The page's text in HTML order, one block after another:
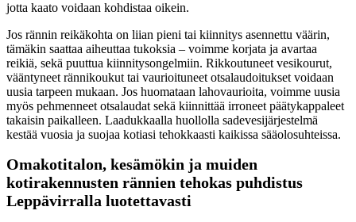
jotta kaato voidaan kohdistaa oikein.
Jos rännin reikäkohta on liian pieni tai kiinnitys asennettu väärin,
tämäkin saattaa aiheuttaa tukoksia – voimme korjata ja avartaa
reikiä, sekä puuttua kiinnitysongelmiin. Rikkoutuneet vesikourut,
vääntyneet rännikoukut tai vaurioituneet otsalaudoitukset voidaan
uusia tarpeen mukaan. Jos huomataan lahovaurioita, voimme uusia
myös pehmenneet otsalaudat sekä kiinnittää irroneet päätykappaleet
takaisin paikalleen. Laadukkaalla huollolla sadevesijärjestelmä
kestää vuosia ja suojaa kotiasi tehokkaasti kaikissa sääolosuhteissa.
Omakotitalon, kesämökin ja muiden
kotirakennusten rännien tehokas puhdistus
Leppävirralla luotettavasti